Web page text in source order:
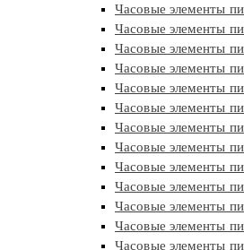
Часовые элементы
Часовые элементы
Часовые элементы
Часовые элементы
Часовые элементы
Часовые элементы
Часовые элементы
Часовые элементы
Часовые элементы
Часовые элементы
Часовые элементы
Часовые элементы
Часовые элементы